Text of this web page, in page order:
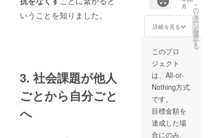
いうことを知りました。
3. 社会課題が他人
ごとから自分ごと
へ
＊配送
日程:
2019年
千葉県
周辺 ＊
お手数
が、交
担でお
願い致
しま
デュテ
イメン
ト体験
・交流
日お米
5kg発送
の4つを
考えて
おりま
す。 ま
際に
は、近
くの田
んぼで
を選ん
でいた
だき、
畑の一
使っ
て、私
たちが
そのタ
ネを元
に無農
ます！
もし畑
まで来
れるよ
月
詳細を見る
こ
の
リ
タ
ー
ン
を
選
択
す
る
このプロ
ジェクト
は、All-or-
Nothing方式
です。
目標金額を
達成した場
合にのみ、